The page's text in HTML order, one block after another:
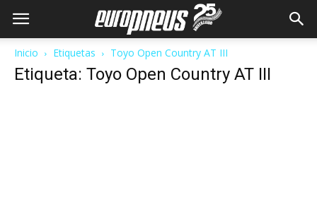
Inicio Etiquetas Toyo Open Country AT III
Etiqueta: Toyo Open Country AT III